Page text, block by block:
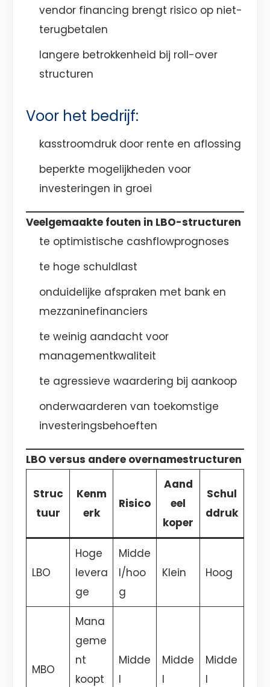
vendor financing brengt risico op niet-
terugbetalen
langere betrokkenheid bij roll-over
structuren
Voor het bedrijf:
kasstroomdruk door rente en aflossing
beperkte mogelijkheden voor
investeringen in groei
Veelgemaakte fouten in LBO-structuren
te optimistische cashflowprognoses
te hoge schuldlast
onduidelijke afspraken met bank en
mezzaninefinanciers
te weinig aandacht voor
managementkwaliteit
te agressieve waardering bij aankoop
onderwaarderen van toekomstige
investeringsbehoeften
LBO versus andere overnamestructuren
Struc
tuur
Kenm
erk
Risico
Aand
eel
koper
Schul
ddruk
LBO
Hoge
levera
ge
Midde
l/hoo
g
Klein Hoog
MBO
Mana
geme
nt
koopt
Midde
l
Midde
l
Midde
l